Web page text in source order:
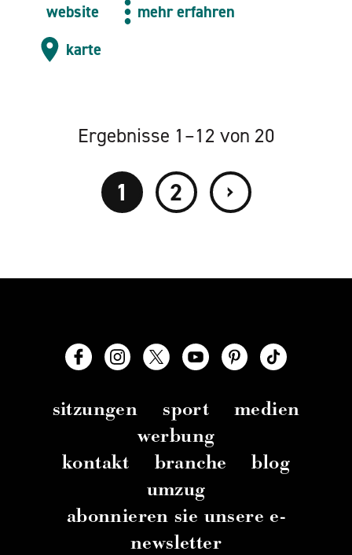
website
mehr erfahren
karte
Ergebnisse 1–12 von 20
1 2 ›
sitzungen sport
medien
werbung
kontakt
branche
blog
umzug
abonnieren sie unsere e-
newsletter